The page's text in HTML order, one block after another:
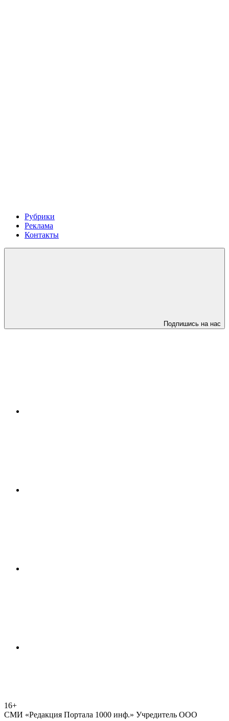
Рубрики
Реклама
Контакты
Подпишись на нас
16+
СМИ «Редакция Портала 1000 инф.» Учредитель ООО